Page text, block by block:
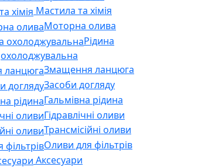
Мастила та хімія
Моторна олива
Рідина
охолоджувальна
Змащення ланцюга
Засоби догляду
Гальмівна рідина
Гідравлічні оливи
Трансмісійні оливи
Оливи для фільтрів
Аксесуари